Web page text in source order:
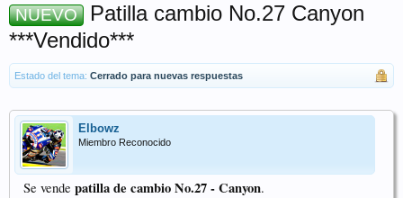
NUEVO
Patilla cambio No.27 Canyon
***Vendido***
Estado del tema: Cerrado para nuevas respuestas
Elbowz
Miembro Reconocido
Se vende patilla de cambioNo.27- Canyon.